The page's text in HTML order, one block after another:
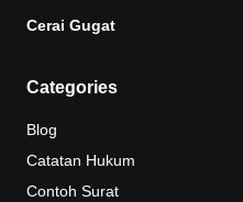
Cerai Gugat
Categories
Blog
Catatan Hukum
Contoh Surat